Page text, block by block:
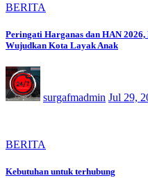
BERITA
Peringati Harganas dan HAN
Wujudkan Kota Layak Anak
surgafmadmin Jul 29,
BERITA
Kebutuhan untuk terhubung